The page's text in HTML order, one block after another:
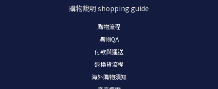
購物說明 shopping guide
購物流程
購物QA
付款與運送
退換貨流程
海外購物須知